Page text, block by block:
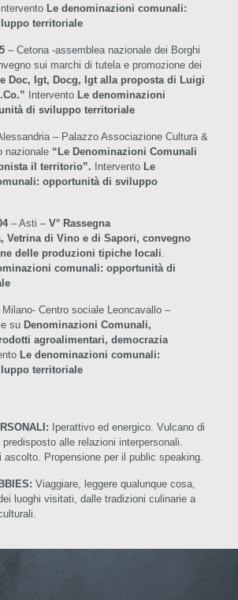
Le denominazioni comunali:
territoriale
– Cetona -assemblea nazionale dei Borghi
sui marchi di tutela e promozione dei
Doc, Igt, Docg, Igt alla proposta di Luigi
Intervento Le denominazioni
di sviluppo territoriale
– Palazzo Associazione Cultura &
nazionale “Le Denominazioni Comunali
il territorio”. Intervento Le
opportunità di sviluppo
– Asti – V° Rassegna
Vetrina di Vino e di Sapori, convegno
delle produzioni tipiche locali
comunali: opportunità di
Centro sociale Leoncavallo –
su Denominazioni Comunali,
agroalimentari, democrazia
Le denominazioni comunali:
territoriale
Iperattivo ed energico. Vulcano di
alle relazioni interpersonali.
Propensione per il public speaking.
Viaggiare, leggere qualunque cosa,
luoghi visitati, dalle tradizioni culinarie a